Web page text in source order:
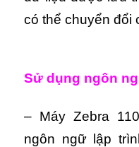
có thể chuyển đổi
Sử dụng ngôn
– Máy Zebra
ngôn ngữ lập